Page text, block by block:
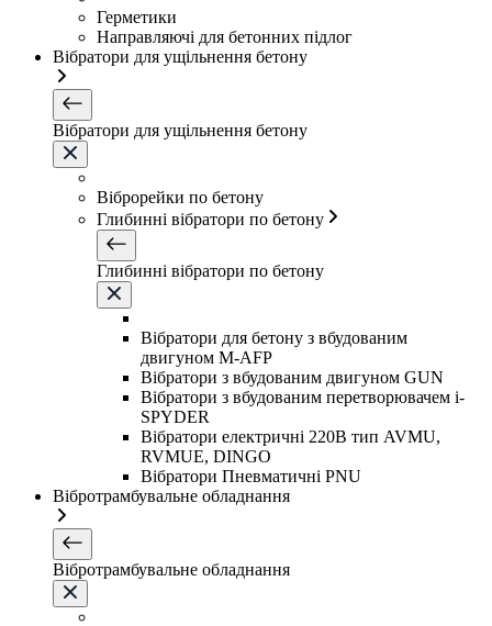
Герметики
Направляючі для бетонних підлог
Вібратори для ущільнення бетону
Вібратори для ущільнення бетону
Віброрейки по бетону
Глибинні вібратори по бетону
Глибинні вібратори по бетону
Вібратори для бетону з вбудованим
двигуном M-AFP
Вібратори з вбудованим двигуном GUN
Вібратори з вбудованим перетворювачем i-
SPYDER
Вібратори електричні 220B тип AVMU,
RVMUE, DINGO
Вібратори Пневматичні PNU
Вібротрамбувальне обладнання
Вібротрамбувальне обладнання